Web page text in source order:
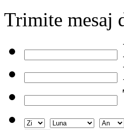
Trimite mesaj